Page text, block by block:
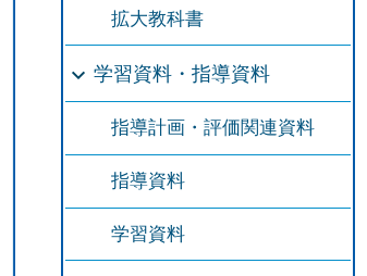
拡大教科書
学習資料・指導資料
指導計画・評価関連資料
指導資料
学習資料